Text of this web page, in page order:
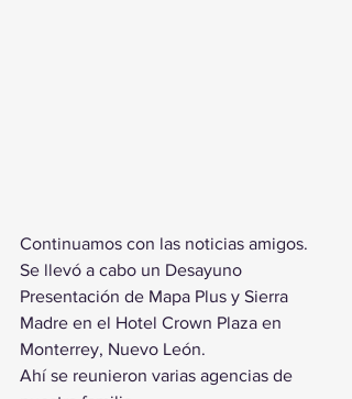
Continuamos con las noticias amigos.
Se llevó a cabo un Desayuno
Presentación de Mapa Plus y Sierra
Madre en el Hotel Crown Plaza en
Monterrey, Nuevo León.
Ahí se reunieron varias agencias de